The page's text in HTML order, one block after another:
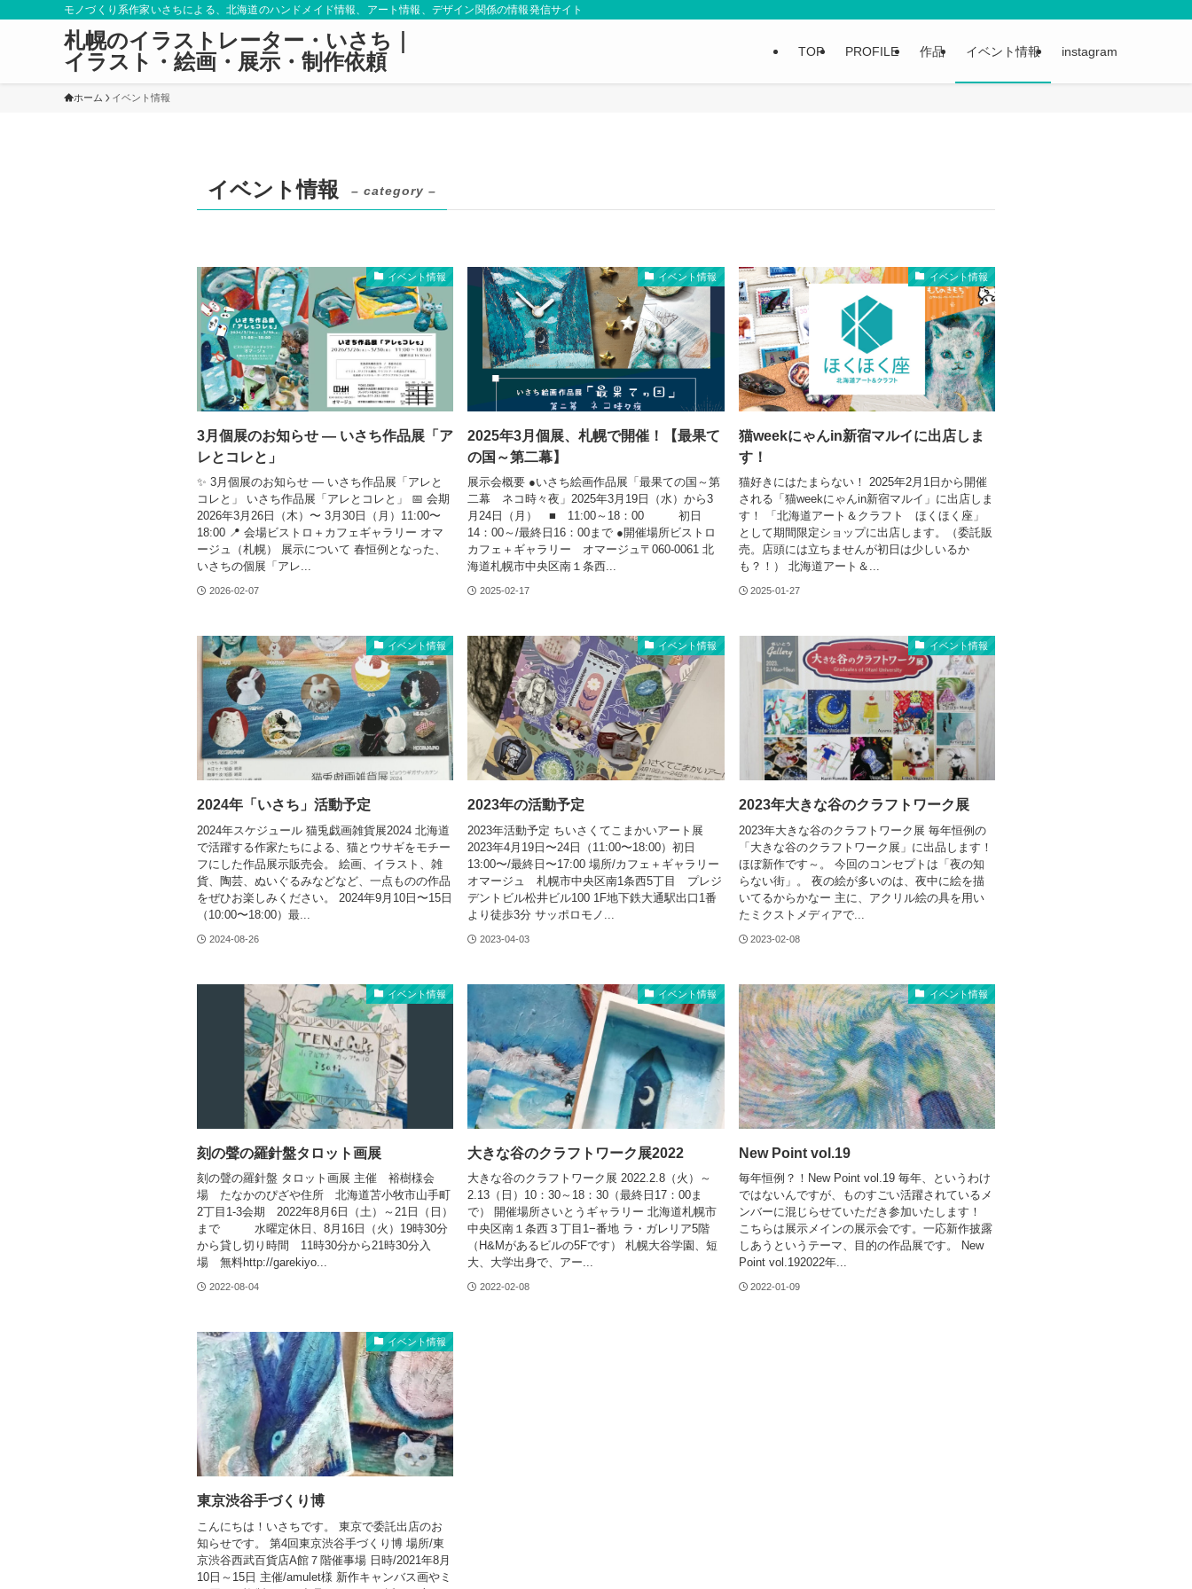
モノづくり系作家いさちによる、北海道のハンドメイド情報、アート情報、デザイン関係の情報発信サイト
札幌のイラストレーター・いさち｜
イラスト・絵画・展示・制作依頼
TOP PROFILE 作品 イベント情報 instagram
ホーム イベント情報
イベント情報 – category –
イベント情報
3月個展のお知らせ — いさち作品展「ア
レとコレと」
✨ 3月個展のお知らせ — いさち作品展「アレと
コレと」 いさち作品展「アレとコレと」 📅 会期
2026年3月26日（木）〜 3月30日（月）11:00〜
18:00 📍 会場ビストロ＋カフェギャラリー オマ
ージュ（札幌） 展示について 春恒例となった、
いさちの個展「アレ...
2026-02-07
イベント情報
2025年3月個展、札幌で開催！【最果て
の国～第二幕】
展示会概要 ●いさち絵画作品展「最果ての国～第
二幕 ネコ時々夜」2025年3月19日（水）から3
月24日（月） ■ 11:00～18：00 初日
14：00～/最終日16：00まで ●開催場所ビストロ
カフェ＋ギャラリー オマージュ〒060-0061 北
海道札幌市中央区南１条西...
2025-02-17
イベント情報
猫weekにゃんin新宿マルイに出店しま
す！
猫好きにはたまらない！ 2025年2月1日から開催
される「猫weekにゃんin新宿マルイ」に出店しま
す！ 「北海道アート＆クラフト ほくほく座」
として期間限定ショップに出店します。（委託販
売。店頭には立ちませんが初日は少しいるか
も？！） 北海道アート＆...
2025-01-27
イベント情報
2024年「いさち」活動予定
2024年スケジュール 猫兎戯画雑貨展2024 北海道
で活躍する作家たちによる、猫とウサギをモチー
フにした作品展示販売会。 絵画、イラスト、雑
貨、陶芸、ぬいぐるみなどなど、一点ものの作品
をぜひお楽しみください。 2024年9月10日〜15日
（10:00〜18:00）最...
2024-08-26
イベント情報
2023年の活動予定
2023年活動予定 ちいさくてこまかいアート展
2023年4月19日〜24日（11:00〜18:00）初日
13:00〜/最終日〜17:00 場所/カフェ＋ギャラリー
オマージュ 札幌市中央区南1条西5丁目 プレジ
デントビル松井ビル100 1F地下鉄大通駅出口1番
より徒歩3分 サッポロモノ...
2023-04-03
イベント情報
2023年大きな谷のクラフトワーク展
2023年大きな谷のクラフトワーク展 毎年恒例の
「大きな谷のクラフトワーク展」に出品します！
ほぼ新作です～。 今回のコンセプトは「夜の知
らない街」。 夜の絵が多いのは、夜中に絵を描
いてるからかなー 主に、アクリル絵の具を用い
たミクストメディアで...
2023-02-08
イベント情報
刻の聲の羅針盤タロット画展
刻の聲の羅針盤 ​タロット画展 主催 裕樹様会
場 たなかのぴざや住所 北海道苫小牧市山手町
2丁目1-3会期 2022年8月6日（土）～21日（日）
まで 水曜定休日、8月16日（火）19時30分
から貸し切り時間 11時30分から21時30分入
場 無料http://garekiyo...
2022-08-04
イベント情報
大きな谷のクラフトワーク展2022
大きな谷のクラフトワーク展 2022.2.8（火）～
2.13（日）​10：30～18：30（最終日17：00ま
で） 開催場所さいとうギャラリー 北海道札幌市
中央区南１条西３丁目1−番地 ラ・ガレリア5階
（H&Mがあるビルの5Fです） 札幌大谷学園、短
大、大学出身で、アー...
2022-02-08
イベント情報
New Point vol.19
毎年恒例？！New Point vol.19 毎年、というわけ
ではないんですが、ものすごい活躍されているメ
ンバーに混じらせていただき参加いたします！
こちらは展示メインの展示会です。一応新作披露
しあうというテーマ、目的の作品展です。 New
Point vol.192022年...
2022-01-09
イベント情報
東京渋谷手づくり博
こんにちは！いさちです。 東京で委託出店のお
知らせです。 第4回東京渋谷手づくり博 場所/東
京渋谷西武百貨店A館７階催事場 日時/2021年8月
10日～15日 主催/amulet様 新作キャンバス画やミ